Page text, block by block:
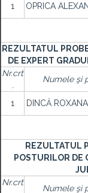
1
OPRICA
REZULTATUL
DE EXPERT
Nr.crt
.
Numele şi
1
DINCĂ
REZULTATUL
POSTURILOR DE
Nr.crt
Numele şi